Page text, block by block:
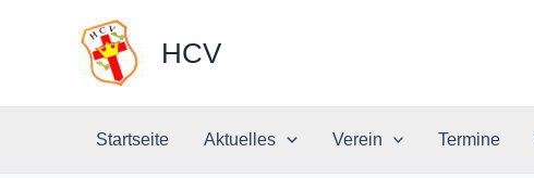
HCV
Startseite Aktuelles Verein Termine